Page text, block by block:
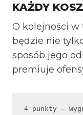
KAŻDY
O kolejności
będzie nie
sposób jego
premiuje
4 punkty –